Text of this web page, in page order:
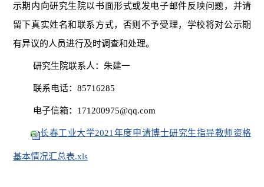
示期内向研究生院以书面形式或发电子邮件反映问题，并请
留下真实姓名和联系方式，否则不予受理，学校将对公示期
有异议的人员进行及时调查和处理。
研究生院联系人：朱建一
联系电话： 85716285
电子信箱： 171200975@qq.com
长春工业大学2021年度申请博士研究生指导教师资格
基本情况汇总表.xls